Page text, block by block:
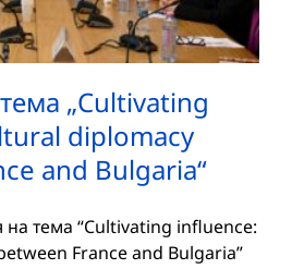
„Cultivating
diplomacy
and Bulgaria“
на тема “Cultivating influence:
France and Bulgaria”